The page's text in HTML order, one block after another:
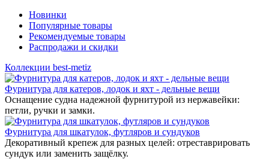
Новинки
Популярные товары
Рекомендуемые товары
Распродажи и скидки
Коллекции best-metiz
Фурнитура для катеров, лодок и яхт - дельные вещи
Оснащение судна надежной фурнитурой из нержавейки:
петли, ручки и замки.
Фурнитура для шкатулок, футляров и сундуков
Декоративный крепеж для разных целей: отреставрировать
сундук или заменить защёлку.